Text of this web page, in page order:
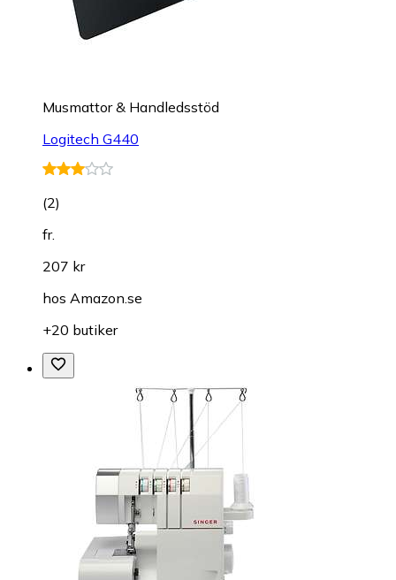
Musmattor & Handledsstöd
Logitech G440
(2)
fr.
207 kr
hos Amazon.se
+20 butiker